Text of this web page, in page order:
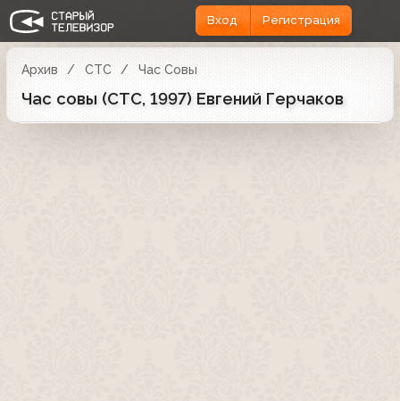
Вход Регистрация
Архив СТС Час Совы
Час совы (СТС, 1997) Евгений Герчаков